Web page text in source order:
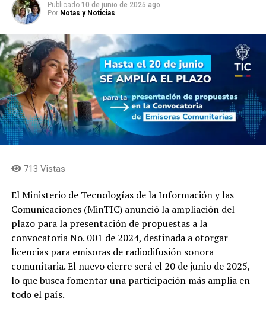
Publicado 10 de junio de 2025 ago
Por Notas y Noticias
713 Vistas
El Ministerio de Tecnologías de la Información y las
Comunicaciones (MinTIC) anunció la ampliación del
plazo para la presentación de propuestas a la
convocatoria No. 001 de 2024, destinada a otorgar
licencias para emisoras de radiodifusión sonora
comunitaria. El nuevo cierre será el 20 de junio de 2025,
lo que busca fomentar una participación más amplia en
todo el país.